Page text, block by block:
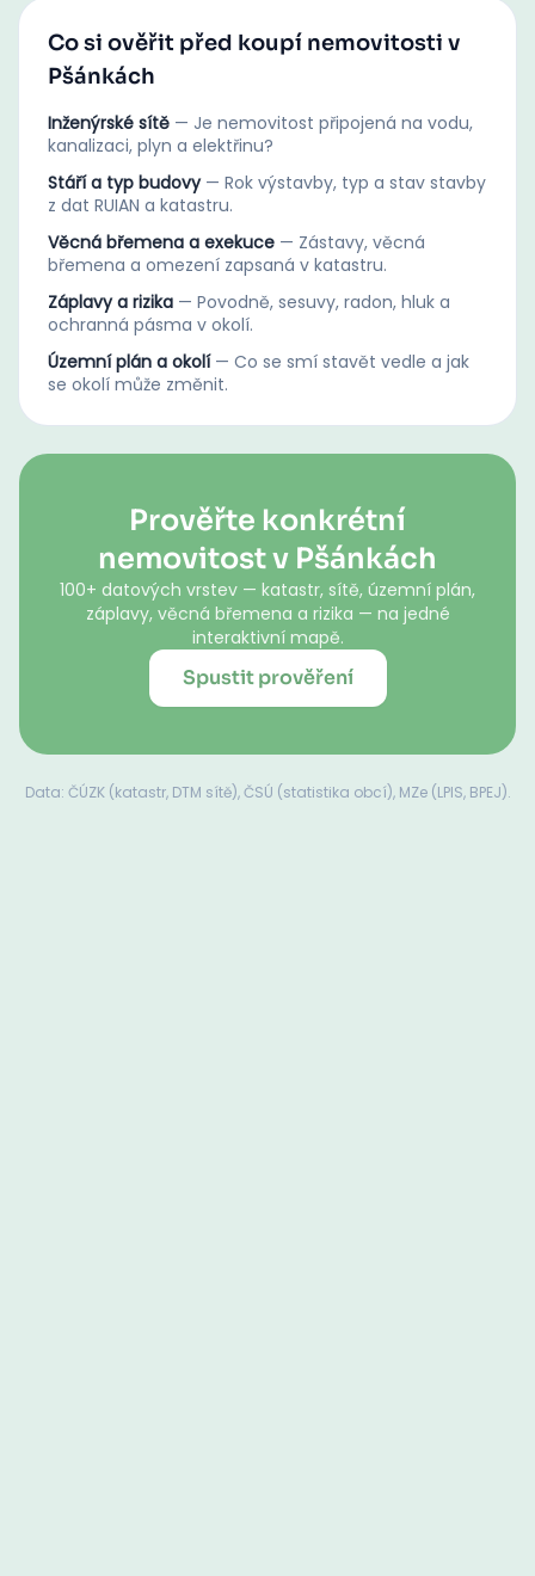
Co si ověřit před koupí nemovitosti v
Pšánkách
Inženýrské sítě — Je nemovitost připojená na vodu,
kanalizaci, plyn a elektřinu?
Stáří a typ budovy — Rok výstavby, typ a stav stavby
z dat RUIAN a katastru.
Věcná břemena a exekuce — Zástavy, věcná
břemena a omezení zapsaná v katastru.
Záplavy a rizika — Povodně, sesuvy, radon, hluk a
ochranná pásma v okolí.
Územní plán a okolí — Co se smí stavět vedle a jak
se okolí může změnit.
Prověřte konkrétní
nemovitost v Pšánkách
100+ datových vrstev — katastr, sítě, územní plán,
záplavy, věcná břemena a rizika — na jedné
interaktivní mapě.
Spustit prověření
Data: ČÚZK (katastr, DTM sítě), ČSÚ (statistika obcí), MZe (LPIS, BPEJ).